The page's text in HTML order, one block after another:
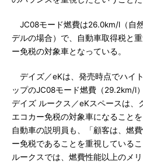
JC08モード燃費は26.0km/l（自
デルの場合）で、自動車取得税と
ー免税の対象車となっている。
デイズ／eKは、発売時点でハイ
ップのJC08モード燃費（29.2km/l
デイズ ルークス／eKスペースは、
エコカー免税の対象車になること
自動車の説明員も、「顧客は、燃
ー免税であることを重視している
ルークスでは、燃費性能以上のメ